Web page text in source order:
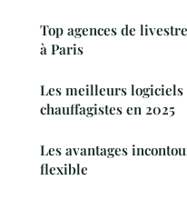
Top agences de
à Paris
Les meilleurs
chauffagistes en 2025
Les avantages
flexible